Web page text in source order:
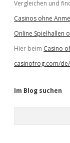
Vergleichen und
Casinos ohne
Online Spielhallen
Hier beim Casino
casinofrog.com/
Im Blog suchen